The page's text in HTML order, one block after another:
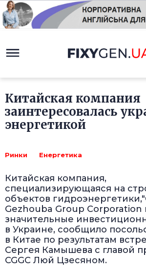
Китайская компания
заинтересовалась
энергетикой
Ринки Енергетика
Китайская компания,
специализирующаяся на
объектов
Gezhouba Group Corporation
значительные
в Украине, сообщило
в Китае по результатам
Сергея Камышева с главой
CGGC Люй Цзесяном.